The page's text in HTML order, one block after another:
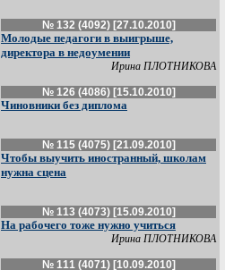
№ 132 (4092) [27.10.2010]
Молодые педагоги в выигрыше,
директора в недоумении
Ирина ПЛОТНИКОВА
№ 126 (4086) [15.10.2010]
Чиновники без диплома
№ 115 (4075) [21.09.2010]
Чтобы выучить иностранный, школам
нужна сцена
№ 113 (4073) [15.09.2010]
На рабочего тоже нужно учиться
Ирина ПЛОТНИКОВА
№ 111 (4071) [10.09.2010]